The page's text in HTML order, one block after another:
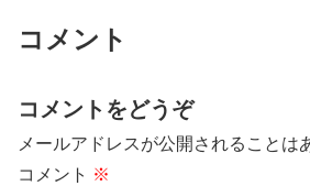
コメント
コメントをどうぞ
メールアドレスが公開されることは
コメント ※